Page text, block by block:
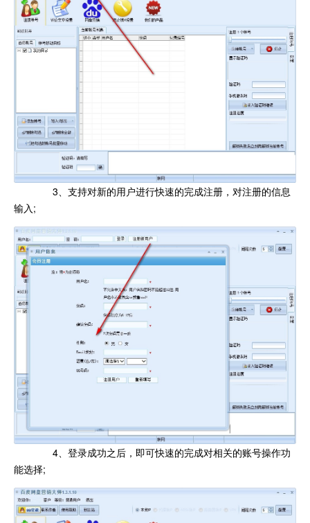
3、支持对新的用户进行快速的完成注册，对注册的信息
输入;
4、登录成功之后，即可快速的完成对相关的账号操作功
能选择;